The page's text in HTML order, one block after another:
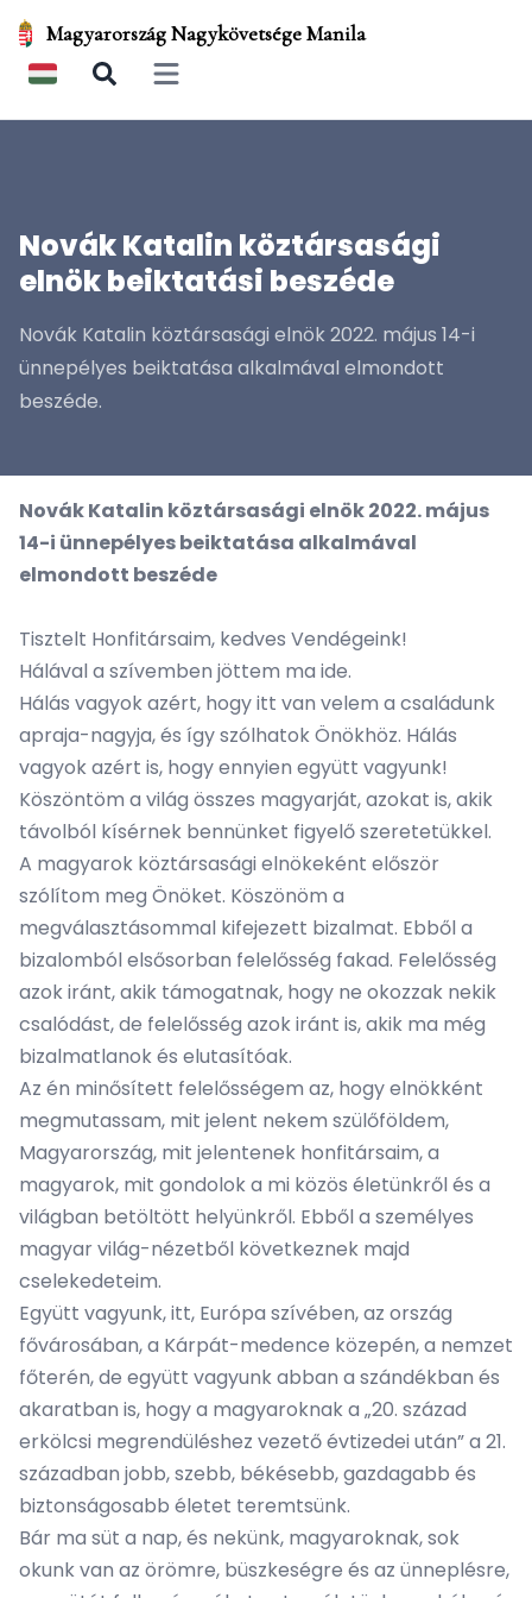
Magyarország Nagykövetsége Manila
Open main menu
Novák Katalin köztársasági
elnök beiktatási beszéde
Novák Katalin köztársasági elnök 2022. május 14-i
ünnepélyes beiktatása alkalmával elmondott
beszéde.
Novák Katalin köztársasági elnök 2022. május
14-i ünnepélyes beiktatása alkalmával
elmondott beszéde
Tisztelt Honfitársaim, kedves Vendégeink!
Hálával a szívemben jöttem ma ide.
Hálás vagyok azért, hogy itt van velem a családunk
apraja-nagyja, és így szólhatok Önökhöz. Hálás
vagyok azért is, hogy ennyien együtt vagyunk!
Köszöntöm a világ összes magyarját, azokat is, akik
távolból kísérnek bennünket figyelő szeretetükkel.
A magyarok köztársasági elnökeként először
szólítom meg Önöket. Köszönöm a
megválasztásommal kifejezett bizalmat. Ebből a
bizalomból elsősorban felelősség fakad. Felelősség
azok iránt, akik támogatnak, hogy ne okozzak nekik
csalódást, de felelősség azok iránt is, akik ma még
bizalmatlanok és elutasítóak.
Az én minősített felelősségem az, hogy elnökként
megmutassam, mit jelent nekem szülőföldem,
Magyarország, mit jelentenek honfitársaim, a
magyarok, mit gondolok a mi közös életünkről és a
világban betöltött helyünkről. Ebből a személyes
magyar világ-nézetből következnek majd
cselekedeteim.
Együtt vagyunk, itt, Európa szívében, az ország
fővárosában, a Kárpát-medence közepén, a nemzet
főterén, de együtt vagyunk abban a szándékban és
akaratban is, hogy a magyaroknak a „20. század
erkölcsi megrendüléshez vezető évtizedei után” a 21.
században jobb, szebb, békésebb, gazdagabb és
biztonságosabb életet teremtsünk.
Bár ma süt a nap, és nekünk, magyaroknak, sok
okunk van az örömre, büszkeségre és az ünneplésre,